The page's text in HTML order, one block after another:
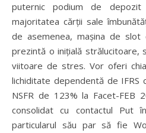
puternic podium de depozit
majoritatea cărții sale
de asemenea, mașina de
prezintă o inițială strălucitoare,
viitoare de stres. Vor oferi
lichiditate dependentă de IFRS
NSFR de 123% la Facet-FEB
consolidat cu contactul Put
particularul său par să fie